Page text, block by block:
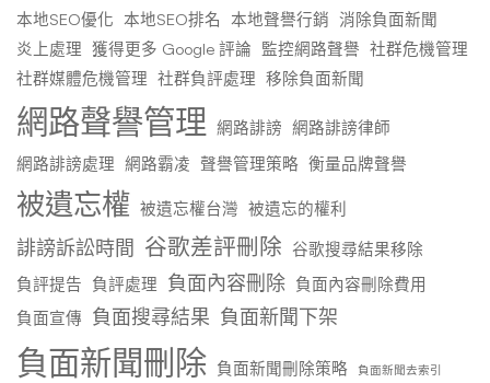
本地SEO優化 本地SEO排名 本地聲譽行銷 消除負面新聞
炎上處理 獲得更多 Google 評論 監控網路聲譽 社群危機管理
社群媒體危機管理 社群負評處理 移除負面新聞
網路聲譽管理 網路誹謗 網路誹謗律師
網路誹謗處理 網路霸凌 聲譽管理策略 衡量品牌聲譽
被遺忘權 被遺忘權台灣 被遺忘的權利
誹謗訴訟時間 谷歌差評刪除 谷歌搜尋結果移除
負評提告 負評處理 負面內容刪除 負面內容刪除費用
負面宣傳 負面搜尋結果 負面新聞下架
負面新聞刪除 負面新聞刪除策略 負面新聞去索引